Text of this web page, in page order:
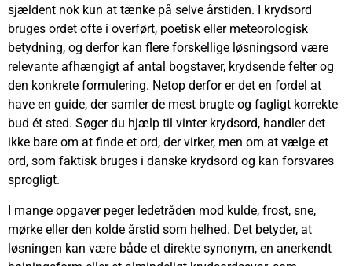
sjældent nok kun at tænke på selve årstiden. I krydsord
bruges ordet ofte i overført, poetisk eller meteorologisk
betydning, og derfor kan flere forskellige løsningsord være
relevante afhængigt af antal bogstaver, krydsende felter og
den konkrete formulering. Netop derfor er det en fordel at
have en guide, der samler de mest brugte og fagligt korrekte
bud ét sted. Søger du hjælp til vinter krydsord, handler det
ikke bare om at finde et ord, der virker, men om at vælge et
ord, som faktisk bruges i danske krydsord og kan forsvares
sprogligt.
I mange opgaver peger ledetråden mod kulde, frost, sne,
mørke eller den kolde årstid som helhed. Det betyder, at
løsningen kan være både et direkte synonym, en anerkendt